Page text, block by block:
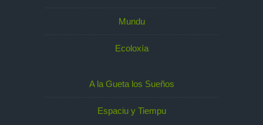
Mundu
Ecoloxía
A la Gueta los Sueños
Espaciu y Tiempu